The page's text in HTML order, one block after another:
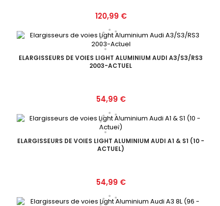
Prix
120,99 €
ELARGISSEURS DE VOIES LIGHT ALUMINIUM AUDI A3/S3/RS3
2003-ACTUEL
Prix
54,99 €
ELARGISSEURS DE VOIES LIGHT ALUMINIUM AUDI A1 & S1 (10 -
ACTUEL)
Prix
54,99 €